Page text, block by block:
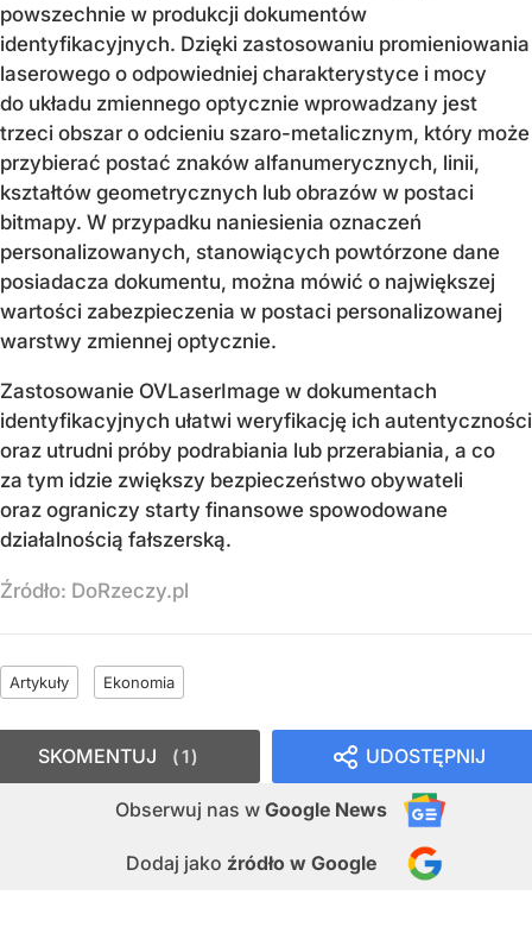
powszechnie w produkcji dokumentów
identyfikacyjnych. Dzięki zastosowaniu promieniowania
laserowego o odpowiedniej charakterystyce i mocy
do układu zmiennego optycznie wprowadzany jest
trzeci obszar o odcieniu szaro-metalicznym, który może
przybierać postać znaków alfanumerycznych, linii,
kształtów geometrycznych lub obrazów w postaci
bitmapy. W przypadku naniesienia oznaczeń
personalizowanych, stanowiących powtórzone dane
posiadacza dokumentu, można mówić o największej
wartości zabezpieczenia w postaci personalizowanej
warstwy zmiennej optycznie.
Zastosowanie OVLaserImage w dokumentach
identyfikacyjnych ułatwi weryfikację ich autentyczności
oraz utrudni próby podrabiania lub przerabiania, a co
za tym idzie zwiększy bezpieczeństwo obywateli
oraz ograniczy starty finansowe spowodowane
działalnością fałszerską.
Źródło: DoRzeczy.pl
Artykuły Ekonomia
UDOSTĘPNIJ
Obserwuj nas w Google News
Dodaj jako źródło w Google
SKOMENTUJ 1